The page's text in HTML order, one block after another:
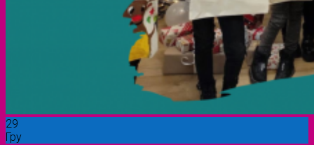
29
Гру